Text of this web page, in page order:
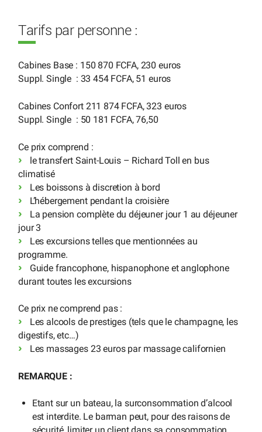
Tarifs par personne :
Cabines Base : 150 870 FCFA, 230 euros
Suppl. Single : 33 454 FCFA, 51 euros
Cabines Confort 211 874 FCFA, 323 euros
Suppl. Single : 50 181 FCFA, 76,50
Ce prix comprend :
le transfert Saint-Louis – Richard Toll en bus
climatisé
Les boissons à discretion à bord
L’hébergement pendant la croisière
La pension complète du déjeuner jour 1 au déjeuner
jour 3
Les excursions telles que mentionnées au
programme.
Guide francophone, hispanophone et anglophone
durant toutes les excursions
Ce prix ne comprend pas :
Les alcools de prestiges (tels que le champagne, les
digestifs, etc…)
Les massages 23 euros par massage californien
REMARQUE :
Etant sur un bateau, la surconsommation d’alcool
est interdite. Le barman peut, pour des raisons de